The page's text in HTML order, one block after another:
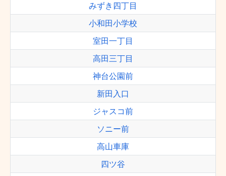
みずき四丁目
小和田小学校
室田一丁目
高田三丁目
神台公園前
新田入口
ジャスコ前
ソニー前
高山車庫
四ツ谷